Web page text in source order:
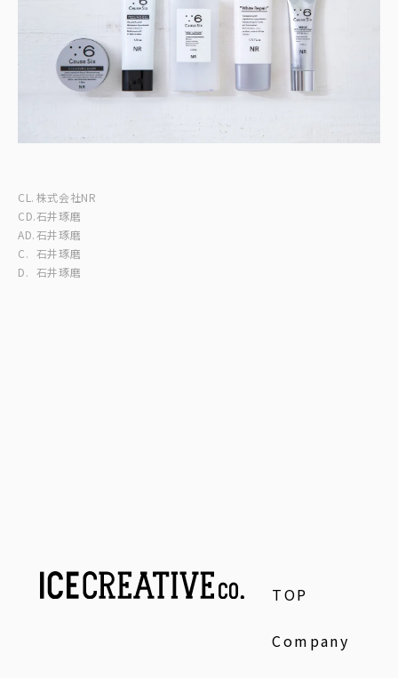
CL.
CD.
AD.
C.
D.
株式会社NR
石井琢磨
石井琢磨
石井琢磨
石井琢磨
TOP
Company